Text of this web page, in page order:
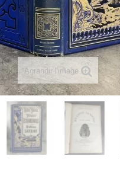
Agrandir l'image